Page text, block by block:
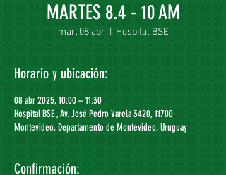
MARTES 8.4 - 10 AM
mar, 08 abr Hospital BSE
Horario y ubicación:
08 abr 2025, 10:00 – 11:30
Hospital BSE , Av. José Pedro Varela 3420, 11700
Montevideo, Departamento de Montevideo, Uruguay
Confirmación: